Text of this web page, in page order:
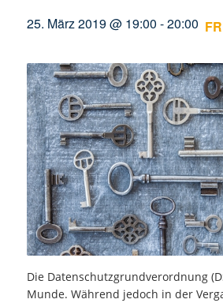
25. März 2019 @ 19:00 -20:00
Die Datenschutzgrundverordnung
Munde. Während jedoch in der